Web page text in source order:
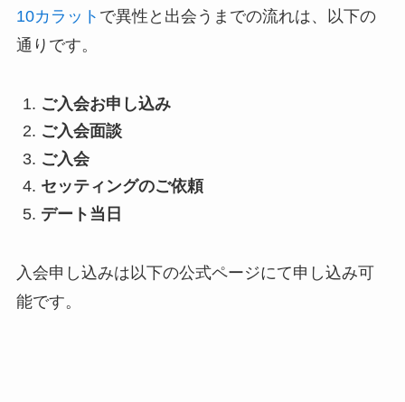
10カラット で異性と出会うまでの流れは、以下の
通りです。
ご入会お申し込み
ご入会面談
ご入会
セッティングのご依頼
デート当日
入会申し込みは以下の公式ページにて申し込み可
能です。